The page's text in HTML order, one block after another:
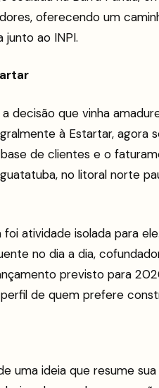
oferecendo um
ao INPI.
decisão que vinha
à Estartar, agora
de clientes e o
no litoral norte
atividade isolada para
no dia a dia,
previsto para
de quem prefere
uma ideia que resume